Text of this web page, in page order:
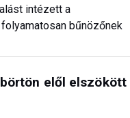
intézett a
bűnözőnek
elől elszökött